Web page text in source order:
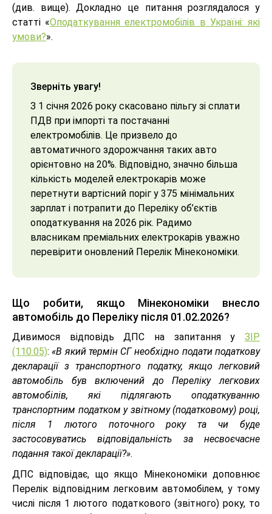
(див. вище). Докладно це питання розглядалося у
статті «Оподаткування електромобілів в Україні: які
умови?».
Зверніть увагу!
З 1 січня 2026 року скасовано пільгу зі сплати
ПДВ при імпорті та постачанні
електромобілів. Це призвело до
автоматичного здорожчання таких авто
орієнтовно на 20%. Відповідно, значно більша
кількість моделей електрокарів може
перетнути вартісний поріг у 375 мінімальних
зарплат і потрапити до Переліку об’єктів
оподаткування на 2026 рік. Радимо
власникам преміальних електрокарів уважно
перевірити оновлений Перелік Мінекономіки.
Що робити, якщо Мінекономіки внесло
автомобіль до Переліку після 01.02.2026?
Дивимося відповідь ДПС на запитання у ЗІР
(110.05):«В який термін СГ необхідно подати податкову
декларації з транспортного податку, якщо легковий
автомобіль був включений до Переліку легкових
автомобілів, які підлягають оподаткуванню
транспортним податком у звітному (податковому) році,
після 1 лютого поточного року та чи буде
застосовуватись відповідальність за несвоєчасне
подання такої декларації?».
ДПС відповідає, що якщо Мінекономіки доповнює
Перелік відповідним легковим автомобілем, у тому
числі після 1 лютого податкового (звітного) року, то